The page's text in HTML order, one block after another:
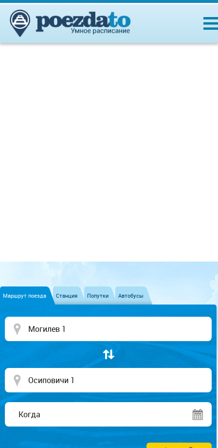
Маршрут поезда Станция Попутки Автобусы